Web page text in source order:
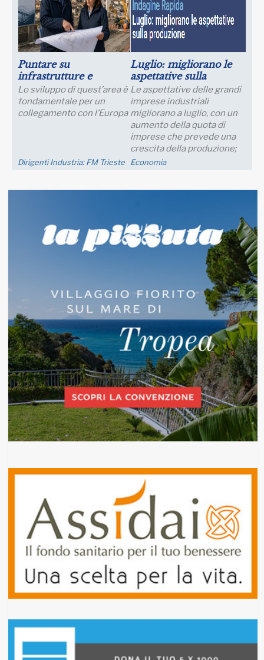
Luglio: migliorano le
aspettative sulla
produzione
Le aspettative delle grandi
imprese industriali
migliorano a luglio, con un
nei..
Economia
Crescita della
Produttività e
Prospettive Salariali
Incontro Zoom con il Prof.
Giampaolo Galli -
Osservatorio CPI Università
Cattolica - mercoledì 23
settembre ore 17:30 - 19:00
Eventi